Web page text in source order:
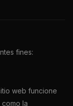
fines:
web funcione
la